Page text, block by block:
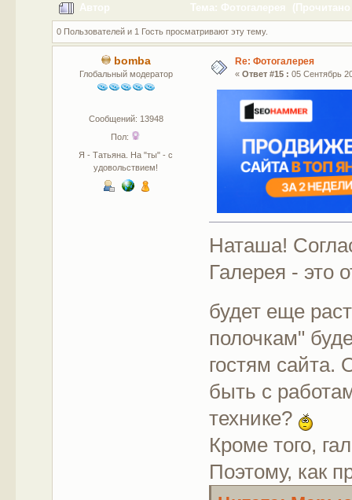
Автор Тема: Фотогалерея (Прочитано
0 Пользователей и 1 Гость просматривают эту тему.
bomba
Глобальный модератор
Сообщений: 13948
Пол:
Я - Татьяна. На "ты" - с
удовольствием!
Re: Фотогалерея
« Ответ #15 : 05 Сентябрь
Наташа!
Галерея - это
будет еще
полочкам"
гостям сайта.
быть с
технике?
Кроме того,
Поэтому, как